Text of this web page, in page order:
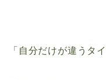
「自分だけが違うタ